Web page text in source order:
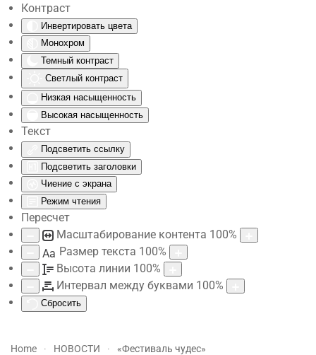
Контраст
Инвертировать цвета
Монохром
Темный контраст
Светлый контраст
Низкая насыщенность
Высокая насыщенность
Текст
Подсветить ссылку
Подсветить заголовки
Чиение с экрана
Режим чтения
Пересчет
Масштабирование контента 100%
Aa Размер текста 100%
Высота линии 100%
Интервал между буквами 100%
Сбросить
Skip to main content
Home НОВОСТИ «Фестиваль чудес»